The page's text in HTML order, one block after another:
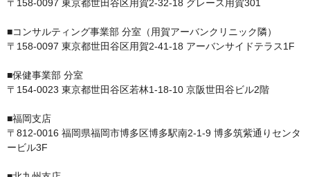
〒158-0097 東京都世田谷区用賀2-32-18 グレース用賀301
■コンサルティング事業部 分室（用賀アーバンクリニック隣）
〒158-0097 東京都世田谷区用賀2-41-18 アーバンサイドテラス1F
■保健事業部 分室
〒154-0023 東京都世田谷区若林1-18-10 京阪世田谷ビル2階
■福岡支店
〒812-0016 福岡県福岡市博多区博多駅南2-1-9 博多筑紫通りセンタ
ービル3F